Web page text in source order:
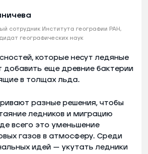
сотрудник Института географии РАН,
географических наук
которые несут ледяные
добавить еще древние бактерии
в толщах льда.
разные решения, чтобы
ледников и миграцию
всего это уменьшение
газов в атмосферу. Среди
идей — укутать ледники